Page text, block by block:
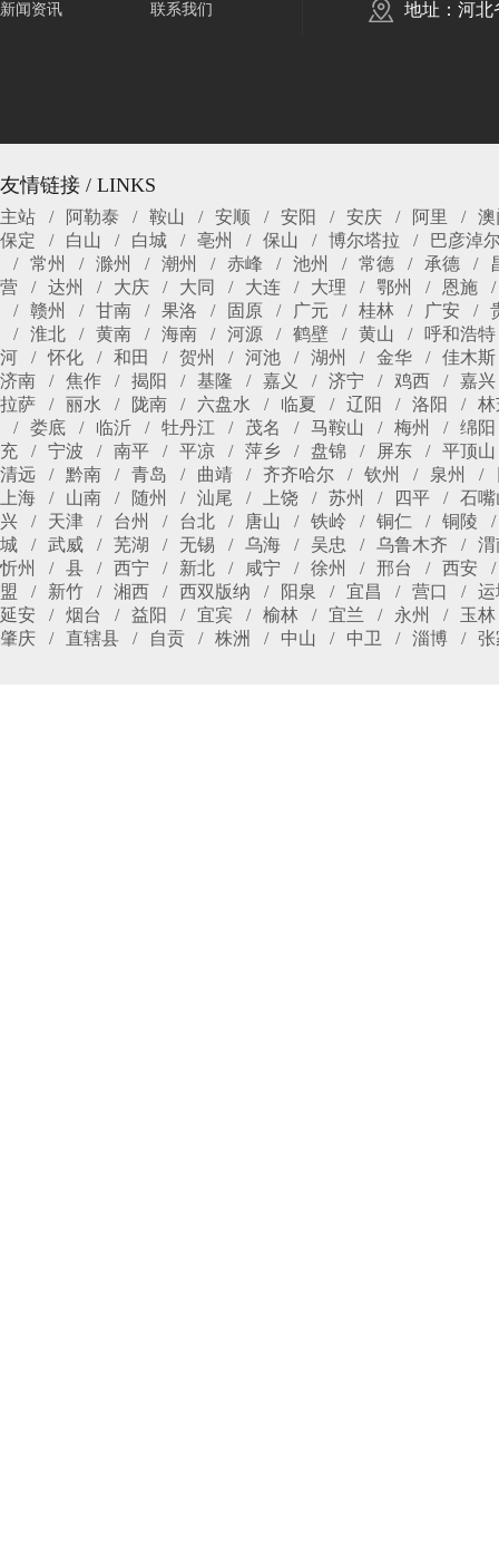
新闻资讯 联系我们 地址：河北
友情链接 / LINKS
主站 阿勒泰 鞍山 安顺 安阳 安庆 阿里
澳
保定
白山 白城 亳州 保山 博尔塔拉
巴彦淖
常州
滁州 潮州 赤峰 池州 常德 承德
营
达州 大庆 大同 大连 大理 鄂州
恩施
赣州
甘南 果洛 固原 广元 桂林 广安
淮北
黄南 海南 河源 鹤壁 黄山
呼和浩特
河
怀化 和田 贺州 河池 湖州 金华
佳木斯
济南
焦作 揭阳 基隆 嘉义 济宁 鸡西
嘉兴
拉萨
丽水 陇南 六盘水 临夏 辽阳 洛阳
林
娄底
临沂 牡丹江 茂名 马鞍山 梅州
绵阳
充
宁波 南平 平凉 萍乡 盘锦 屏东
平顶山
清远
黔南 青岛 曲靖 齐齐哈尔 钦州 泉州
上海
山南 随州 汕尾 上饶 苏州 四平
石嘴
兴
天津 台州 台北 唐山 铁岭 铜仁
铜陵
城
武威 芜湖 无锡 乌海 吴忠 乌鲁木齐
渭
忻州
县 西宁 新北 咸宁 徐州 邢台
西安
盟
新竹 湘西 西双版纳 阳泉 宜昌 营口
运
延安
烟台 益阳 宜宾 榆林 宜兰 永州
玉林
肇庆
直辖县 自贡 株洲 中山 中卫 淄博 张